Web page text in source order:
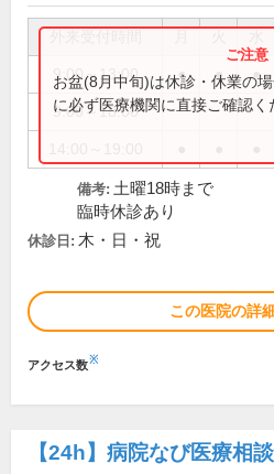
9:00～13:00 ● ● ●
9:00～18:00
お盆(8月中旬)は休診・休業の
に必ず医療機関に直接ご確認く
備考: 土曜18時まで
臨時休診あり
休診日: 木・日・祝
この医院の詳
アクセス数※
【24h】 病院なび医療相談